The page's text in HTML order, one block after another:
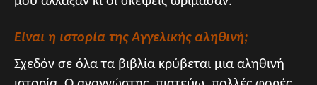
Είναι η ιστορία της Αγγελικής αληθινή;
Σχεδόν σε όλα τα βιβλία κρύβεται μια αληθινή